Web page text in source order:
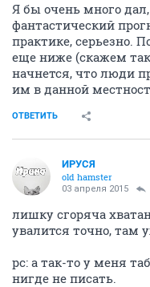
Я бы очень много
фантастический
практике, серьезно.
еще ниже (скажем так
начнется, что люди
им в данной
ОТВЕТИТЬ
ИРУСЯ
old hamster
03 апреля 2015
лишку сгоряча
увалится точно, там
рс: а так-то у меня
нигде не писать.